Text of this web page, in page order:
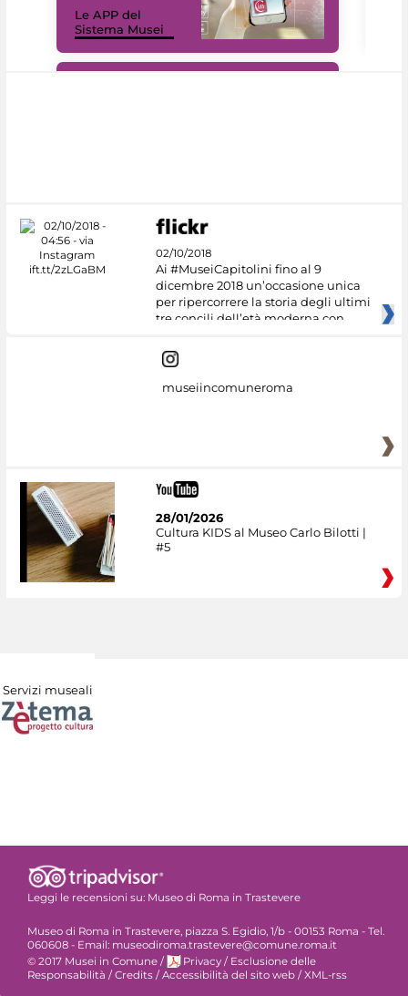
Le APP del
Sistema Musei
02/10/2018
Ai #MuseiCapitolini fino al 9
dicembre 2018 un’occasione unica
per ripercorrere la storia degli ultimi
tre concili dell’età moderna con
museiincomuneroma
28/01/2026
Cultura KIDS al Museo Carlo Bilotti |
#5
Servizi museali
Leggi le recensioni su: Museo di Roma in Trastevere
Museo di Roma in Trastevere, piazza S. Egidio, 1/b - 00153 Roma - Tel.
060608 - Email: museodiroma.trastevere@comune.roma.it
© 2017 Musei in Comune / Privacy / Esclusione delle
Responsabilità / Credits / Accessibilità del sito web / XML-rss